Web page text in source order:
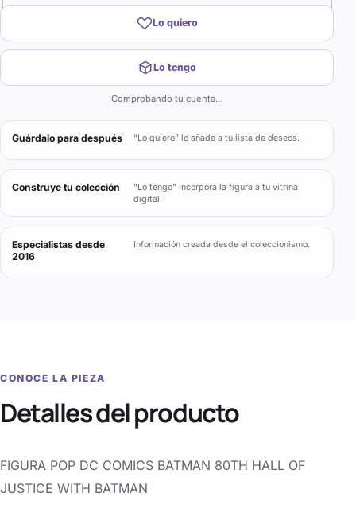
Lo quiero
Lo tengo
Comprobando tu cuenta…
Guárdalo para después “Lo quiero” lo añade a tu lista de deseos.
Construye tu colección
“Lo tengo” incorpora la figura a tu vitrina
digital.
Especialistas desde
2016
Información creada desde el coleccionismo.
CONOCE LA PIEZA
Detalles del producto
FIGURA POP DC COMICS BATMAN 80TH HALL OF
JUSTICE WITH BATMAN